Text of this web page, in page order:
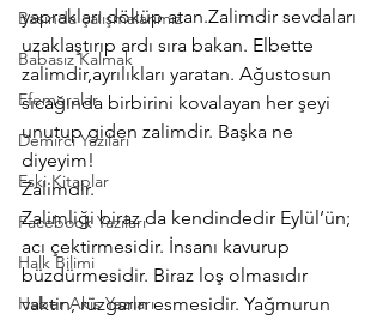
Basında çalışmalarımız
Babasız Kalmak
Efemeralar
Demirci Yazıları
Eski Kitaplar
Facebook Yazıları
Halk Bilimi
Haber Akis Yazıları
yaprakları döküp atan.Zalimdir sevdaları
uzaklaştırıp ardı sıra bakan. Elbette
zalimdir,ayrılıkları yaratan. Ağustosun
sıcağında birbirini kovalayan her şeyi
unutup giden zalimdir. Başka ne
diyeyim!
Zalimdir.
Zalimliği biraz da kendindedir Eylül’ün;
acı çektirmesidir. İnsanı kavurup
büzdürmesidir. Biraz loş olmasıdır
vaktin, rüzgarın esmesidir. Yağmurun